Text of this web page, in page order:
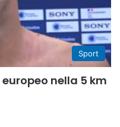
Sport
nella 5 km